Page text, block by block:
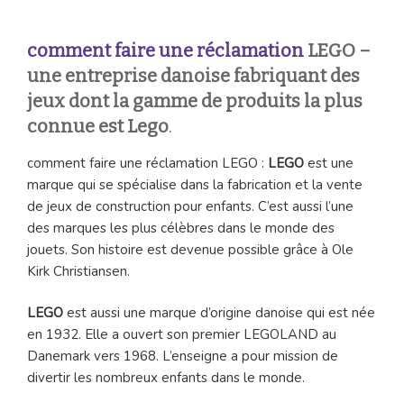
comment faire une réclamation LEGO –
une entreprise danoise fabriquant des
jeux dont la gamme de produits la plus
connue est Lego.
comment faire une réclamation LEGO : LEGO est une
marque qui se spécialise dans la fabrication et la vente
de jeux de construction pour enfants. C’est aussi l’une
des marques les plus célèbres dans le monde des
jouets. Son histoire est devenue possible grâce à Ole
Kirk Christiansen.
LEGO est aussi une marque d’origine danoise qui est née
en 1932. Elle a ouvert son premier LEGOLAND au
Danemark vers 1968. L’enseigne a pour mission de
divertir les nombreux enfants dans le monde.